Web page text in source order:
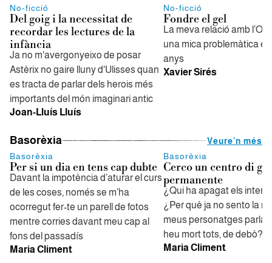
No-ficció
Del goig i la necessitat de
recordar les lectures de la
infància
Ja no m'avergonyeixo de posar
Astèrix no gaire lluny d'Ulisses quan
es tracta de parlar dels herois més
importants del món imaginari antic
Joan-Lluís Lluís
No-ficció
Fondre el gel
La meva relació amb
una mica problemàtica
anys
Xavier Sirés
Basorèxia
Veure'n més
Basorèxia
Per si un dia en tens cap dubte
Davant la impotència d’aturar el curs
de les coses, només se m’ha
ocorregut fer-te un parell de fotos
mentre corries davant meu cap al
fons del passadís
Maria Climent
Basorèxia
Cerco un centro di
permanente
¿Qui ha apagat els
¿Per què ja no sento la
meus personatges
heu mort tots, de debò?
Maria Climent